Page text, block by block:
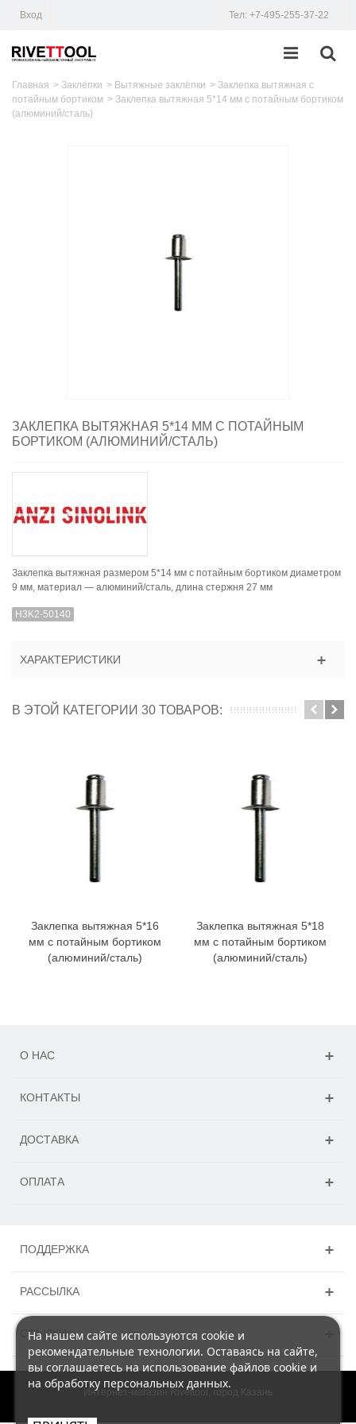
Вход Тел: +7-495-255-37-22
Главная > Заклёпки > Вытяжные заклёпки > Заклепка вытяжная с
потайным бортиком > Заклепка вытяжная 5*14 мм с потайным бортиком
(алюминий/сталь)
ЗАКЛЕПКА ВЫТЯЖНАЯ 5*14 ММ С ПОТАЙНЫМ
БОРТИКОМ (АЛЮМИНИЙ/СТАЛЬ)
Заклепка вытяжная размером 5*14 мм с потайным бортиком диаметром
9 мм, материал — алюминий/сталь, длина стержня 27 мм
H3K2-50140
ХАРАКТЕРИСТИКИ
В ЭТОЙ КАТЕГОРИИ 30 ТОВАРОВ:
Заклепка вытяжная 5*16
мм с потайным бортиком
(алюминий/сталь)
Заклепка вытяжная 5*18
мм с потайным бортиком
(алюминий/сталь)
О НАС
КОНТАКТЫ
ДОСТАВКА
ОПЛАТА
ПОДДЕРЖКА
РАССЫЛКА
ССЫЛКИ
На нашем сайте используются cookie и
рекомендательные технологии. Оставаясь на сайте,
вы соглашаетесь на использование файлов cookie и
на обработку персональных данных.
Интернет-магазин Rivettool, город Казань